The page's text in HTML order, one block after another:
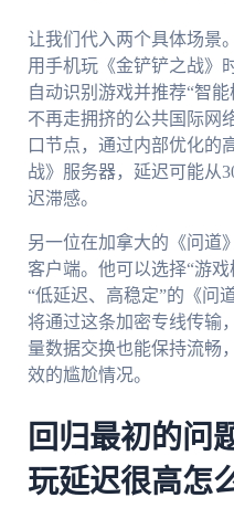
让我们代入两个具体场景
用手机玩《金铲铲之战》
自动识别游戏并推荐“智
不再走拥挤的公共国际网
口节点，通过内部优化的
战》服务器，延迟可能从
迟滞感。
另一位在加拿大的《问道
客户端。他可以选择“游
“低延迟、高稳定”的《问
将通过这条加密专线传输
量数据交换也能保持流畅
效的尴尬情况。
回归最初的问
玩延迟很高怎